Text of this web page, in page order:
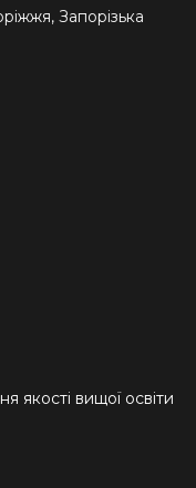
Запорізька
якості вищої освіти